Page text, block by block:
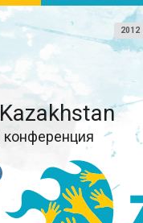
2012